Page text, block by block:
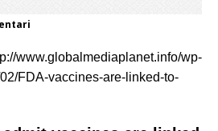
www.globalmediaplanet.info/wp-
FDA-vaccines-are-linked-to-